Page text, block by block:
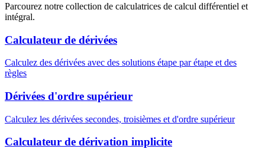
Parcourez notre collection de calculatrices de calcul différentiel et
intégral.
Calculateur de dérivées
Calculez des dérivées avec des solutions étape par étape et des
règles
Dérivées d'ordre supérieur
Calculez les dérivées secondes, troisièmes et d'ordre supérieur
Calculateur de dérivation implicite